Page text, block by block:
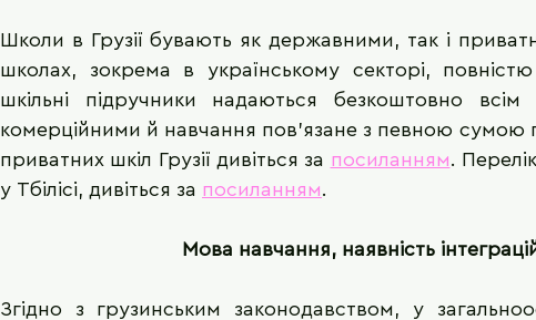
Школи в Грузії бувають як державними, так і
школах, зокрема в українському секторі,
шкільні підручники надаються безкоштовно
комерційними й навчання пов’язане з певною сумою
приватних шкіл Грузії дивіться за посиланням.
у Тбілісі, дивіться за посиланням.
Мова навчання, наявність
Згідно з грузинським законодавством, у